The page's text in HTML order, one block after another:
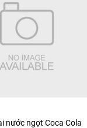
nước ngọt Coca Cola